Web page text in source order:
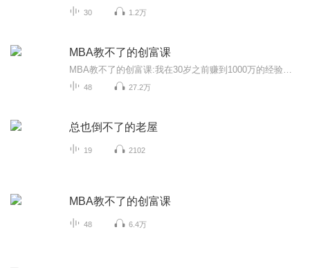
30 1.2万
MBA教不了的创富课
48 27.2万
总也倒不了的老屋
19 2102
MBA教不了的创富课
48 6.4万